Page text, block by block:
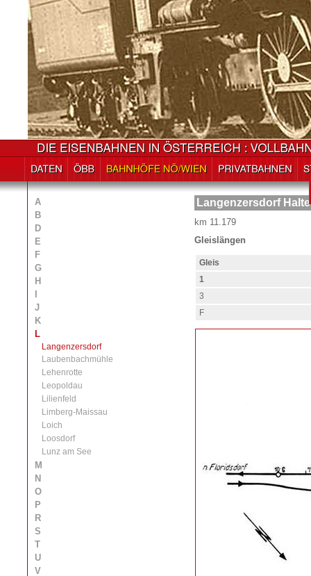
A
B
D
E
F
G
H
J
K
L
Langenzersdorf
Laubenbachmühle
Lehenrotte
Leopoldau
Lilienfeld
Limberg-Maissau
Loich
Loosdorf
Lunz am See
M
N
O
P
R
S
T
U
V
Langenzersdorf
km 11.179
Gleislängen
Gleis
1
3
F